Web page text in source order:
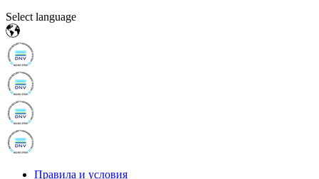
Select language
Правила и условия